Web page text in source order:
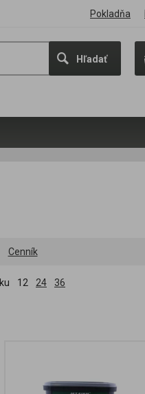
Pokladňa
Hľadať
Cenník
12 24 36